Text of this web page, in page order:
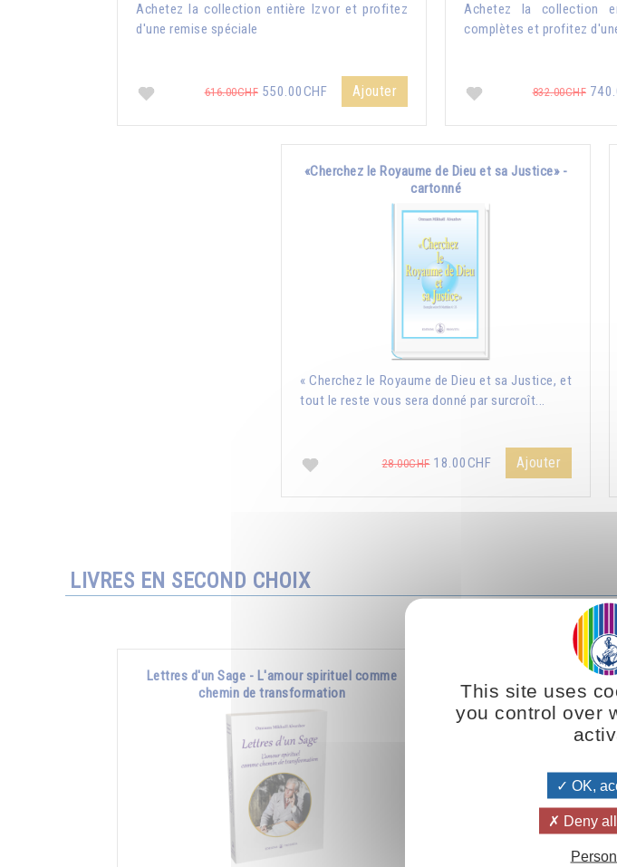
Achetez la collection entière Izvor et profitez
d'une remise spéciale
616.00CHF 550.00CHF Ajouter
Achetez la collection
complètes et profitez
832.00CHF
«Cherchez le Royaume de Dieu et sa Justice» -
cartonné
« Cherchez le Royaume de Dieu et sa Justice, et
tout le reste vous sera donné par surcroît...
28.00CHF18.00CHF Ajouter
LIVRES EN SECOND CHOIX
Lettres d'un Sage - L'amour spirituel comme
chemin de transformation
Le véritable
This site uses
you control over
OK,
Deny